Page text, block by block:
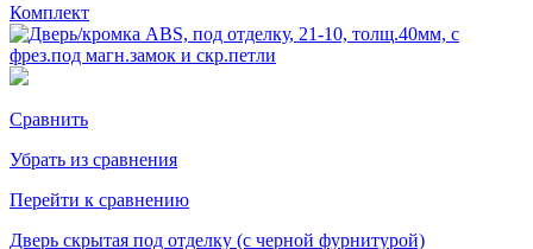
Комплект
Сравнить
Убрать из сравнения
Перейти к сравнению
Дверь скрытая под отделку (с черной фурнитурой)